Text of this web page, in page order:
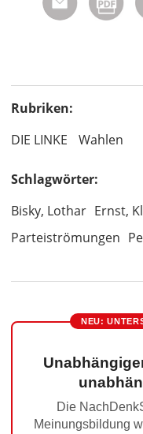
Rubriken:
DIE LINKE
Wahlen
Schlagwörter:
Bisky, Lothar Ernst,
Parteiströmungen
NEU:
Die
Meinungsbildung